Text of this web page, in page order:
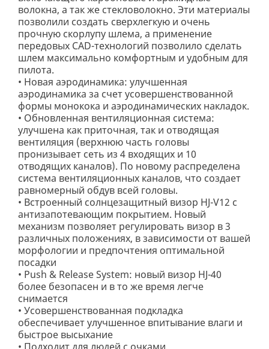
волокна, а так же стекловолокно. Эти материалы
позволили создать сверхлегкую и очень
прочную скорлупу шлема, а применение
передовых CAD-технологий позволило сделать
шлем максимально комфортным и удобным для
пилота.
• Новая аэродинамика: улучшенная
аэродинамика за счет усовершенствованной
формы монокока и аэродинамических накладок.
• Обновленная вентиляционная система:
улучшена как приточная, так и отводящая
вентиляция (верхнюю часть головы
пронизывает сеть из 4 входящих и 10
отводящих каналов). По новому распределена
система вентиляционных каналов, что создает
равномерный обдув всей головы.
• Встроенный солнцезащитный визор HJ-V12 с
антизапотевающим покрытием. Новый
механизм позволяет регулировать визор в 3
различных положениях, в зависимости от вашей
морфологии и предпочтения оптимальной
посадки
• Push & Release System: новый визор HJ-40
более безопасен и в то же время легче
снимается
• Усовершенствованная подкладка
обеспечивает улучшенное впитывание влаги и
быстрое высыхание